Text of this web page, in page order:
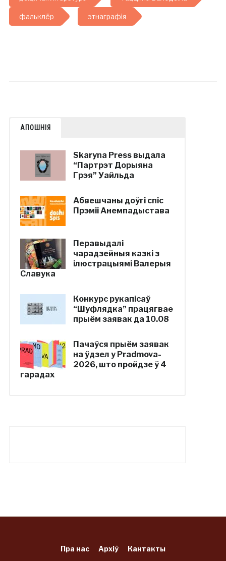
фальклёр этнаграфія
АПОШНІЯ
Skaryna Press выдала
“Партрэт Дорыяна
Грэя” Уайльда
Абвешчаны доўгі спіс
Прэміі Анемпадыстава
Перавыдалі
чарадзейныя казкі з
ілюстрацыямі Валерыя
Славука
Конкурс рукапісаў
“Шуфлядка” працягвае
прыём заявак да 10.08
Пачаўся прыём заявак
на ўдзел у Pradmova-
2026, што пройдзе ў 4
гарадах
Пра нас Архіў Кантакты